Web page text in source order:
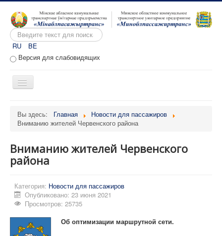
Искать...
RU
BE
Версия для слабовидящих
Включить/
О предприятии
Обращения
Расписание движения
Портал перевозчиков
Контрольно-ревизорская служба
Вы здесь: Главная
Новости для пассажиров
Вниманию жителей Червенского района
Вниманию жителей Червенского
района
Категория: Новости для пассажиров
Опубликовано: 23 июня 2021
Просмотров: 25735
Об оптимизации маршрутной сети.